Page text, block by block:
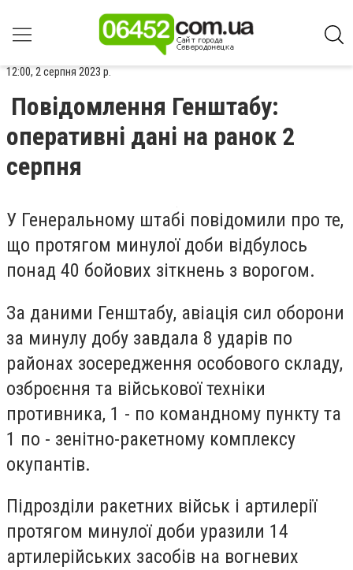
12:00, 2 серпня 2023 р.
Повідомлення Генштабу:
оперативні дані на ранок 2
серпня
У Генеральному штабі повідомили про те,
що протягом минулої доби відбулось
понад 40 бойових зіткнень з ворогом.
За даними Генштабу, авіація сил оборони
за минулу добу завдала 8 ударів по
районах зосередження особового складу,
озброєння та військової техніки
противника, 1 - по командному пункту та
1 по - зенітно-ракетному комплексу
окупантів.
Підрозділи ракетних військ і артилерії
протягом минулої доби уразили 14
артилерійських засобів на вогневих